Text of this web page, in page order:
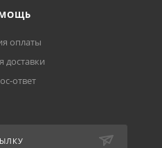
оплаты
доставки
ответ